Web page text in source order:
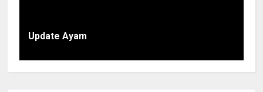
Update Ayam